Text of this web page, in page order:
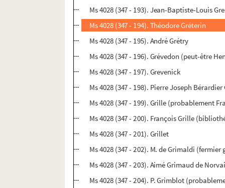
Ms 4028 (347 - 193). Jean-Baptiste-Louis
Ms 4028 (347 - 194). Théodore Gréterin
Ms 4028 (347 - 195). André Grétry
Ms 4028 (347 - 196). Grévedon (peut-être
Ms 4028 (347 - 197). Grevenick
Ms 4028 (347 - 198). Pierre Joseph Bérardier
Ms 4028 (347 - 199). Grille (probablement
Ms 4028 (347 - 200). François Grille
Ms 4028 (347 - 201). Grillet
Ms 4028 (347 - 202). M. de Grimaldi (fermier
Ms 4028 (347 - 203). Aimé Grimaud de
Ms 4028 (347 - 204). P. Grimblot